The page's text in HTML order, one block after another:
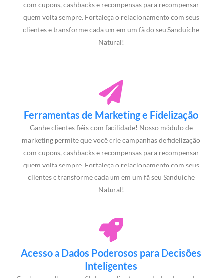
com cupons, cashbacks e recompensas para recompensar
quem volta sempre. Fortaleça o relacionamento com seus
clientes e transforme cada um em um fã do seu Sanduíche
Natural!
Ferramentas de Marketing e Fidelização
Ganhe clientes fiéis com facilidade! Nosso módulo de
marketing permite que você crie campanhas de fidelização
com cupons, cashbacks e recompensas para recompensar
quem volta sempre. Fortaleça o relacionamento com seus
clientes e transforme cada um em um fã seu Sanduíche
Natural!
Acesso a Dados Poderosos para Decisões
Inteligentes